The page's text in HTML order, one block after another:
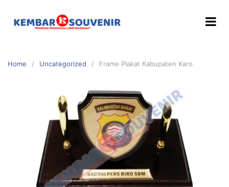
Home Uncategorized Frame Plakat Kabupaten Karo